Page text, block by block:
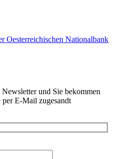
Oesterreichischen Nationalbank
und Sie bekommen
per E-Mail zugesandt